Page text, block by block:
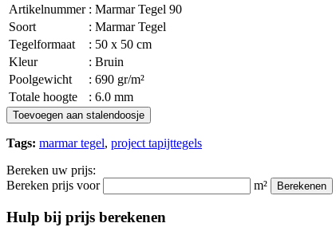
Artikelnummer : Marmar Tegel 90
Soort
: Marmar Tegel
Tegelformaat
: 50 x 50 cm
Kleur
: Bruin
Poolgewicht
: 690 gr/m²
Totale hoogte
: 6.0 mm
Toevoegen aan stalendoosje
Tags: marmar tegel, project tapijttegels
Bereken uw prijs:
Bereken prijs voor
m² Berekenen
Hulp bij prijs berekenen